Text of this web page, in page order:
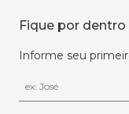
Fique por
Informe seu